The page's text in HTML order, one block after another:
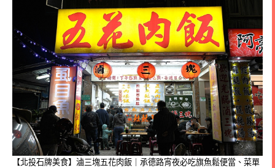
【北投石牌美食】滷三塊五花肉飯｜承德路宵夜必吃旗魚鬆便當、菜單